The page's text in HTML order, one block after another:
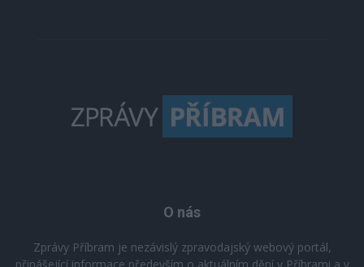
O nás
Zprávy Příbram je nezávislý zpravodajský webový portál,